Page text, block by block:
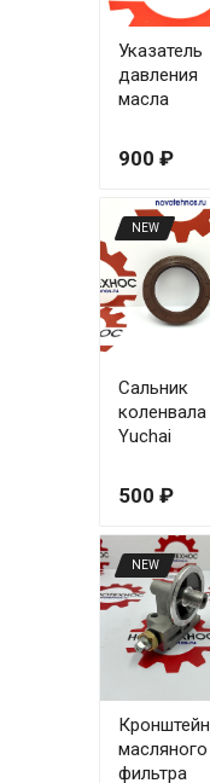
Указатель
давления
масла
0,5 МРА
900 ₽
NEW
Сальник
коленвала
Yuchai
60x85x12
500 ₽
NEW
Кронштейн
масляного
фильтра